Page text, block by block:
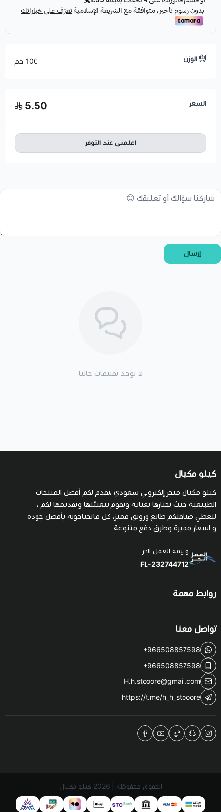
الوزن 100 جم
السعر 5.50
اعلمني عند التوفر
إرسال
لا توجد تقييمات حاليا
كيلو مكيال
كيلو مكيال متجر إلكتروني سعودي ،نقدم لكم أفضل المنتجات
الطبيعية حيث نختارها بعناية ونقوم بتعبئتها وتقديمها لكم ،
لتعطي ضيافتكم طابع ورونق مميز، كل ماتحتاجونه بأفضل جودة
و اسعار مميزة وطرق دفع متنوعة
وثيقة العمل الحر
FL-232744712
روابط مهمة
تواصل معنا
+966508857598
+966508857598
H.h.stooore@gmail.com
https://t.me/h_h_stooore
الحقوق محفوظة | 2026 كيلو مكيال